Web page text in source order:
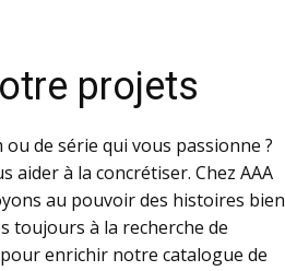
projets
de série qui vous passionne ?
aider à la concrétiser. Chez AAA
au pouvoir des histoires bien
toujours à la recherche de
enrichir notre catalogue de